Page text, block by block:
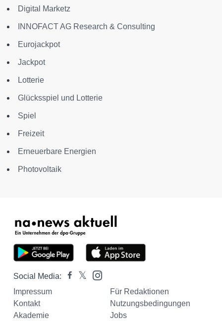
Digital Marketz
INNOFACT AG Research & Consulting
Eurojackpot
Jackpot
Lotterie
Glücksspiel und Lotterie
Spiel
Freizeit
Erneuerbare Energien
Photovoltaik
Social Media:
Impressum
Für Redaktionen
Kontakt
Nutzungsbedingungen
Akademie
Jobs